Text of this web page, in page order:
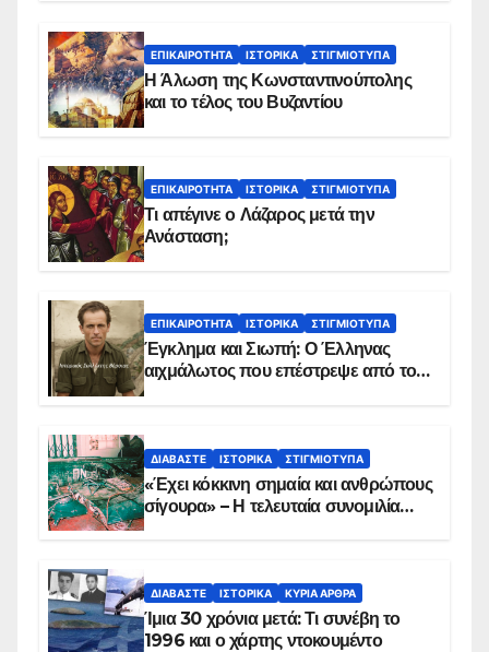
ΕΠΙΚΑΙΡΌΤΗΤΑ ΙΣΤΟΡΙΚΆ ΣΤΙΓΜΙΌΤΥΠΑ
Η Άλωση της Κωνσταντινούπολης
και το τέλος του Βυζαντίου
ΕΠΙΚΑΙΡΌΤΗΤΑ ΙΣΤΟΡΙΚΆ ΣΤΙΓΜΙΌΤΥΠΑ
Τι απέγινε ο Λάζαρος μετά την
Ανάσταση;
ΕΠΙΚΑΙΡΌΤΗΤΑ ΙΣΤΟΡΙΚΆ ΣΤΙΓΜΙΌΤΥΠΑ
Έγκλημα και Σιωπή: Ο Έλληνας
αιχμάλωτος που επέστρεψε από το
ΔΙΑΒΆΣΤΕ ΙΣΤΟΡΙΚΆ ΣΤΙΓΜΙΌΤΥΠΑ
«Έχει κόκκινη σημαία και ανθρώπους
σίγουρα» – Η τελευταία συνομιλία
ΔΙΑΒΆΣΤΕ ΙΣΤΟΡΙΚΆ ΚΥΡΙΑ ΑΡΘΡΑ
Ίμια 30 χρόνια μετά: Τι συνέβη το
1996 και ο χάρτης ντοκουμέντο